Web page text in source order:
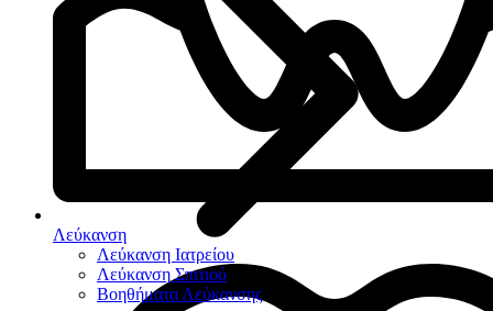
Λεύκανση
Λεύκανση Ιατρείου
Λεύκανση Σπιτιού
Βοηθήματα Λεύκανσης